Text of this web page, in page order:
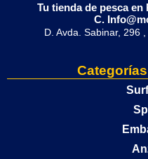
Tu tienda de pesca
C.
D. Avda. Sabinar, 296